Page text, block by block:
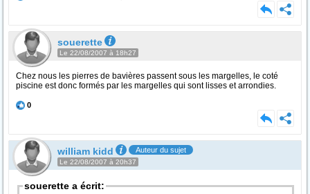
souerette
Le 22/08/2007 à 18h27
Chez nous les pierres de bavières passent sous les margelles, le coté
piscine est donc formés par les margelles qui sont lisses et arrondies.
0
william kidd Auteur du sujet
Le 22/08/2007 à 20h37
souerette a écrit: